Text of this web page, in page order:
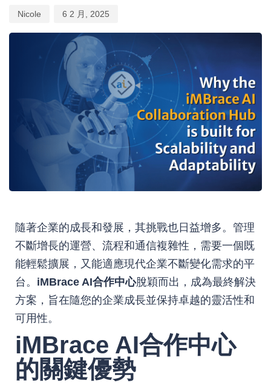
Nicole 6 2 月, 2025
隨著企業的成長和發展，其挑戰也日益增多。管理
不斷增長的運營、流程和通信複雜性，需要一個既
能輕鬆擴展，又能適應現代企業不斷變化需求的平
台。 iMBrace AI合作中心脫穎而出，成為最終解決
方案，旨在隨您的企業成長並保持卓越的靈活性和
可用性。
iMBrace AI合作中心
的關鍵優勢